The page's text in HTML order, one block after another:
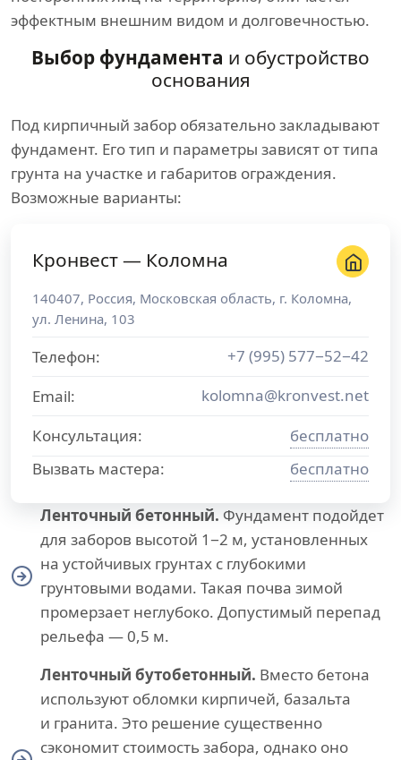
эффектным внешним видом и долговечностью.
Выбор фундамента и обустройство
основания
Под кирпичный забор обязательно закладывают
фундамент. Его тип и параметры зависят от типа
грунта на участке и габаритов ограждения.
Возможные варианты:
Кронвест — Коломна
140407, Россия, Московская область, г. Коломна,
ул. Ленина, 103
Телефон:
+7 (995) 577−52−42
Email:
kolomna@kronvest.net
Консультация:
бесплатно
Вызвать мастера:
бесплатно
Ленточный бетонный. Фундамент подойдет
для заборов высотой 1−2 м, установленных
на устойчивых грунтах с глубокими
грунтовыми водами. Такая почва зимой
промерзает неглубоко. Допустимый перепад
рельефа — 0,5 м.
Ленточный бутобетонный. Вместо бетона
используют обломки кирпичей, базальта
и гранита. Это решение существенно
сэкономит стоимость забора, однако оно